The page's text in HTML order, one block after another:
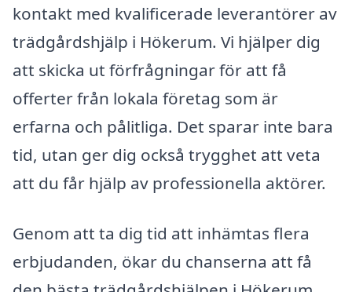
kontakt med kvalificerade leverantörer av
trädgårdshjälp i Hökerum. Vi hjälper dig
att skicka ut förfrågningar för att få
offerter från lokala företag som är
erfarna och pålitliga. Det sparar inte bara
tid, utan ger dig också trygghet att veta
att du får hjälp av professionella aktörer.
Genom att ta dig tid att inhämtas flera
erbjudanden, ökar du chanserna att få